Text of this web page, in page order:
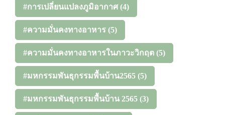
#การเปลี่ยนแปลงภูมิอากาศ(4)
#ความมั่นคงทางอาหาร (5)
#ความมั่นคงทางอาหารในภาวะวิกฤต (5)
#มหกรรมพันธุกรรมพื้นบ้าน2565 (5)
#มหกรรมพันธุกรรมพื้นบ้าน 2565 (3)